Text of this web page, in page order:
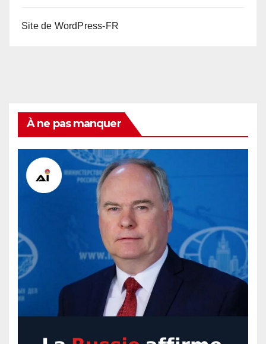
Site de WordPress-FR
À ne pas manquer